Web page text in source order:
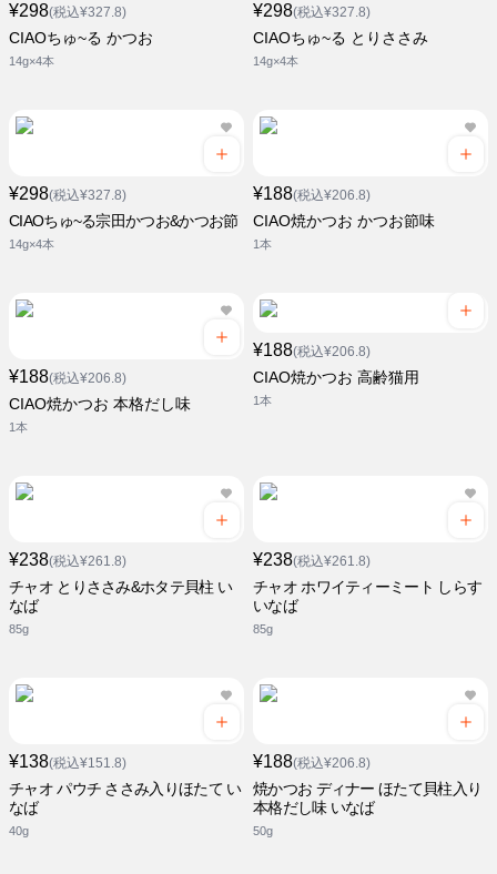
¥298(税込¥327.8)
CIAOちゅ~る かつお
14g×4本
¥298(税込¥327.8)
CIAOちゅ~る とりささみ
14g×4本
¥298(税込¥327.8)
CIAOちゅ~る宗田かつお&かつお節
14g×4本
¥188(税込¥206.8)
CIAO焼かつお かつお節味
1本
¥188(税込¥206.8)
CIAO焼かつお 本格だし味
1本
¥188(税込¥206.8)
CIAO焼かつお 高齢猫用
1本
¥238(税込¥261.8)
チャオ とりささみ&ホタテ貝柱 い
なば
85g
¥238(税込¥261.8)
チャオ ホワイティーミート しらす
いなば
85g
¥138(税込¥151.8)
チャオ パウチ ささみ入りほたて い
なば
40g
¥188(税込¥206.8)
焼かつお ディナー ほたて貝柱入り
本格だし味 いなば
50g